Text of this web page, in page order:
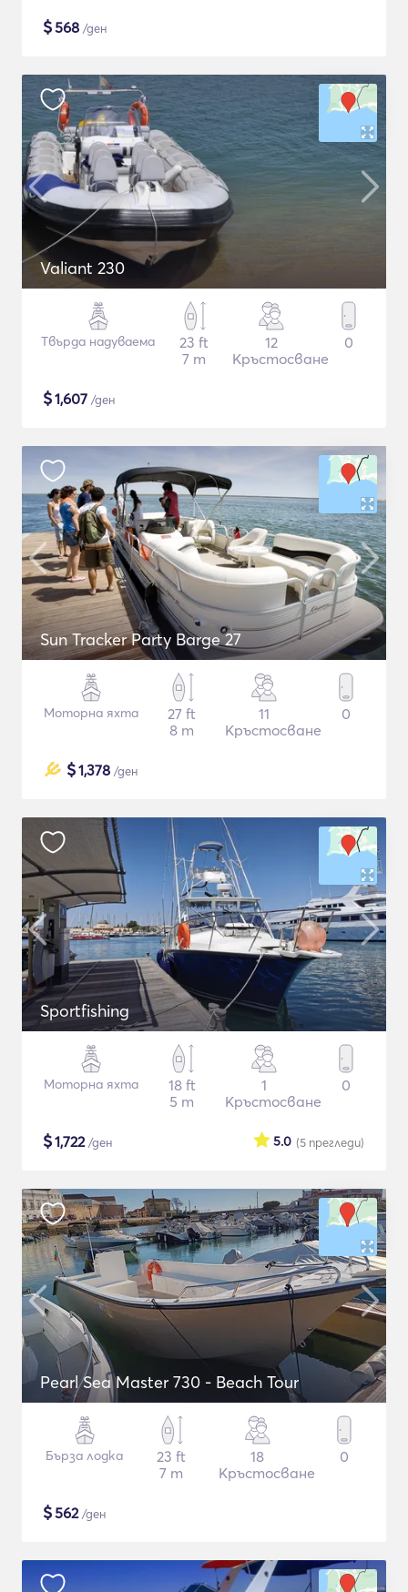
$568 /ден
Valiant 230
Твърда надуваема
23 ft
7 m
12
Кръстосване
0
$1,607 /ден
Sun Tracker Party Barge 27
Моторна яхта
27 ft
8 m
11
Кръстосване
0
$1,378 /ден
Sportfishing
Моторна яхта
18 ft
5 m
1
Кръстосване
0
$1,722/ден (5 прегледи)
5.0
Pearl Sea Master 730 - Beach Tour
Бърза лодка
23 ft
7 m
18
Кръстосване
0
$562/ден